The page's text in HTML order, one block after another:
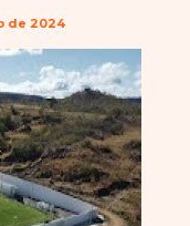
de 2024